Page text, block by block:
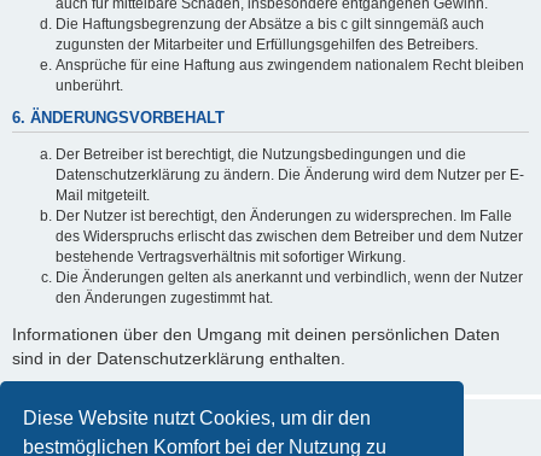
Diese Website nutzt Cookies, um dir den
bestmöglichen Komfort bei der Nutzung zu
Die Haftungsbegrenzung der Absätze a bis c gilt sinngemäß auch
zugunsten der Mitarbeiter und Erfüllungsgehilfen des Betreibers.
Ansprüche für eine Haftung aus zwingendem nationalem Recht bleiben
unberührt.
6. ÄNDERUNGSVORBEHALT
Der Betreiber ist berechtigt, die Nutzungsbedingungen und die
Datenschutzerklärung zu ändern. Die Änderung wird dem Nutzer per E-
Mail mitgeteilt.
Der Nutzer ist berechtigt, den Änderungen zu widersprechen. Im Falle
des Widerspruchs erlischt das zwischen dem Betreiber und dem Nutzer
bestehende Vertragsverhältnis mit sofortiger Wirkung.
Die Änderungen gelten als anerkannt und verbindlich, wenn der Nutzer
den Änderungen zugestimmt hat.
Informationen über den Umgang mit deinen persönlichen Daten
sind in der Datenschutzerklärung enthalten.